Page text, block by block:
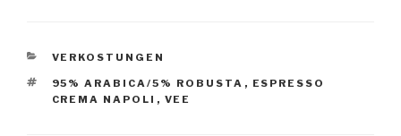
KATEGORIEN
VERKOSTUNGEN
SCHLAGWÖRTER
95% ARABICA/5% ROBUSTA , ESPRESSO
CREMA NAPOLI , VEE